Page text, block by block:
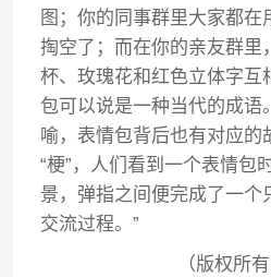
图；你的同事群里大家都在
掏空了；而在你的亲友群里
杯、玫瑰花和红色立体字
包可以说是一种当代的成语
喻，表情包背后也有对应的
“梗”，人们看到一个表情包
景，弹指之间便完成了一个
交流过程。”
（版权所